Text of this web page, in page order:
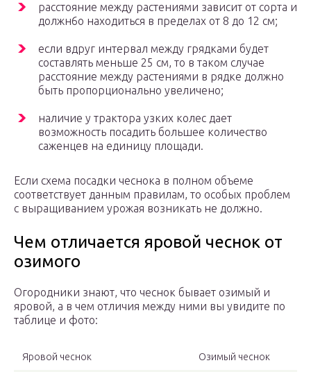
расстояние между растениями зависит от сорта и
должн6о находиться в пределах от 8 до 12 см;
если вдруг интервал между грядками будет
составлять меньше 25 см, то в таком случае
расстояние между растениями в рядке должно
быть пропорционально увеличено;
наличие у трактора узких колес дает
возможность посадить большее количество
саженцев на единицу площади.
Если схема посадки чеснока в полном объеме
соответствует данным правилам, то особых проблем
с выращиванием урожая возникать не должно.
Чем отличается яровой чеснок от
озимого
Огородники знают, что чеснок бывает озимый и
яровой, а в чем отличия между ними вы увидите по
таблице и фото:
Яровой чеснок Озимый чеснок